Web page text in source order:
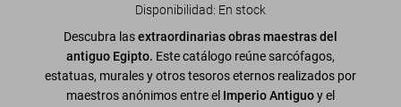
Disponibilidad: En stock
Descubra lasextraordinarias obras maestras del
antiguo Egipto. Este catálogo reúne sarcófagos,
estatuas, murales y otros tesoros eternos realizados por
maestros anónimos entre el Imperio Antiguoy el